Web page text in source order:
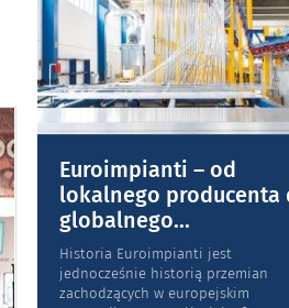
Euroimpianti – od
lokalnego producenta
globalnego...
Historia Euroimpianti jest
jednocześnie historią przemian
zachodzących w europejskim